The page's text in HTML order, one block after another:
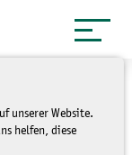
unserer Website.
helfen, diese